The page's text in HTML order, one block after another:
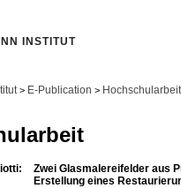
INSTITUT
> E-Publication >
Zwei Glasmalereifelder aus
Erstellung eines